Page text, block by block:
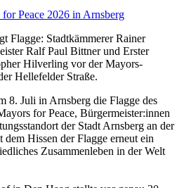
Flagge: Stadtkämmerer Rainer
Ralf Paul Bittner und Erster
Hilverling vor der Mayors-
Hellefelder Straße.
8. Juli in Arnsberg die Flagge des
for Peace, Bürgermeister:innen
der Stadt Arnsberg an der
Hissen der Flagge erneut ein
Zusammenleben in der Welt